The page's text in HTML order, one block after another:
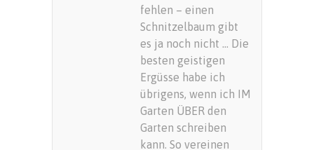
fehlen – einen
Schnitzelbaum gibt
es ja noch nicht … Die
besten geistigen
Ergüsse habe ich
übrigens, wenn ich IM
Garten ÜBER den
Garten schreiben
kann. So vereinen